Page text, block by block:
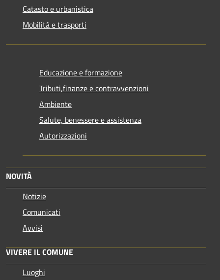
Catasto e urbanistica
Mobilità e trasporti
Educazione e formazione
Tributi,finanze e contravvenzioni
Ambiente
Salute, benessere e assistenza
Autorizzazioni
NOVITÀ
Notizie
Comunicati
Avvisi
VIVERE IL COMUNE
Luoghi